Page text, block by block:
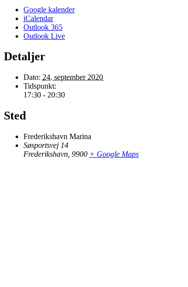
Google kalender
iCalendar
Outlook 365
Outlook Live
Detaljer
Dato: 24. september 2020
Tidspunkt:
17:30 - 20:30
Sted
Frederikshavn Marina
Søsportsvej 14
Frederikshavn 9900 + Google Maps